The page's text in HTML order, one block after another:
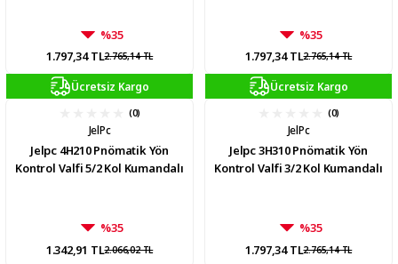
%35
1.797,34 TL2.765,14 TL
%35
1.797,34 TL2.765,14 TL
Ücretsiz Kargo
(0)
JelPc
Jelpc 4H210 Pnömatik Yön
Kontrol Valfi 5/2 Kol Kumandalı
%35
1.342,91 TL2.066,02 TL
Ücretsiz Kargo
(0)
JelPc
Jelpc 3H310 Pnömatik Yön
Kontrol Valfi 3/2 Kol Kumandalı
%35
1.797,34 TL2.765,14 TL